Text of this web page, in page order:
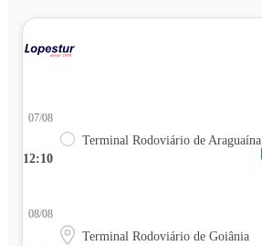
12:10
07/08
Terminal Rodoviário de Araguaína
08/08
Terminal Rodoviário de Goiânia